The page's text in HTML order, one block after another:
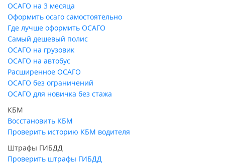
ОСАГО на 3 месяца
Оформить осаго самостоятельно
Где лучше оформить ОСАГО
Самый дешевый полис
ОСАГО на грузовик
ОСАГО на автобус
Расширенное ОСАГО
ОСАГО без ограничений
ОСАГО для новичка без стажа
КБМ
Восстановить КБМ
Проверить историю КБМ водителя
Штрафы ГИБДД
Проверить штрафы ГИБДД